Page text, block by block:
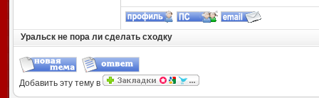
Уральск не пора ли сделать сходку
Добавить эту тему в